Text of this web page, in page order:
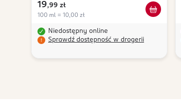
19,99 zł
100 ml = 10,00 zł
Niedostępny online
Sprawdź dostępność w drogerii